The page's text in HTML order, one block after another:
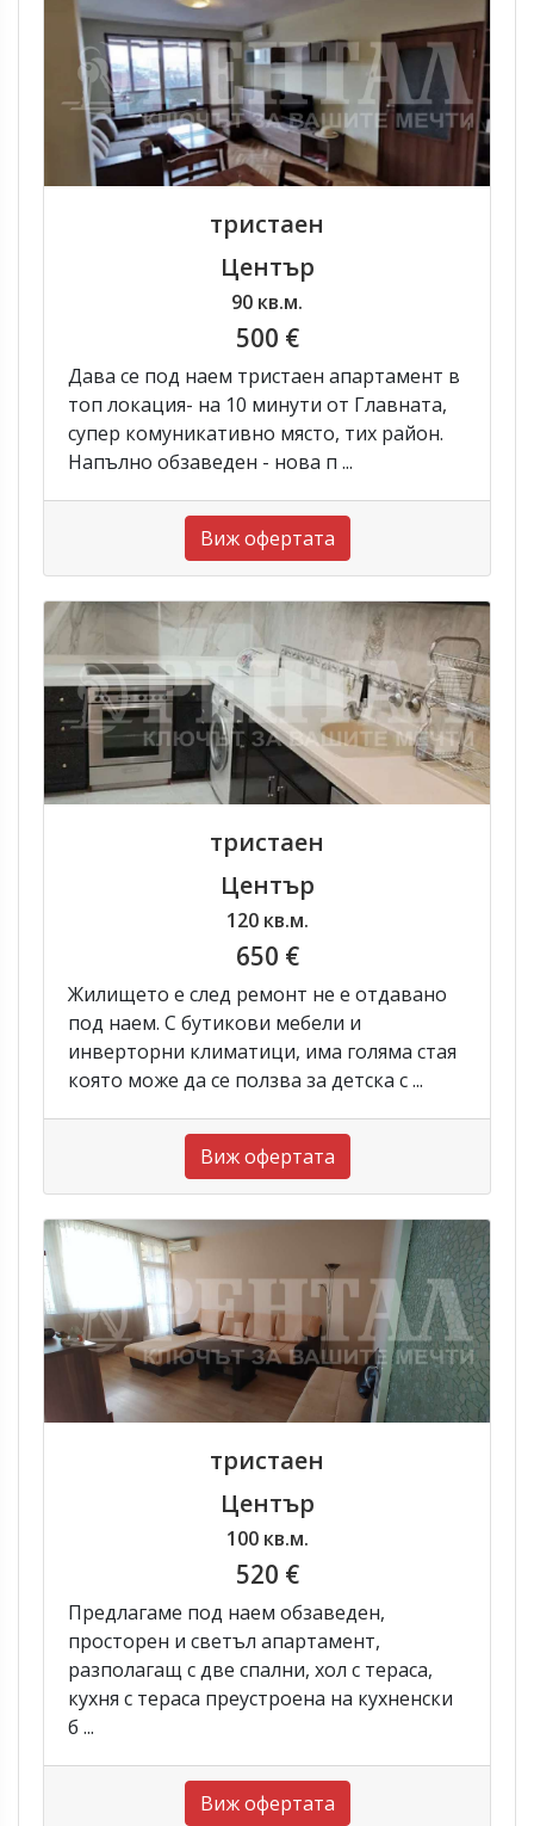
тристаен
Център
90 кв.м.
500 €
Дава се под наем тристаен апартамент в
топ локация- на 10 минути от Главната,
супер комуникативно място, тих район.
Напълно обзаведен - нова п ...
Виж офертата
тристаен
Център
120 кв.м.
650 €
Жилището е след ремонт не е отдавано
под наем. С бутикови мебели и
инверторни климатици, има голяма стая
която може да се ползва за детска с ...
Виж офертата
тристаен
Център
100 кв.м.
520 €
Предлагаме под наем обзаведен,
просторен и светъл апартамент,
разполагащ с две спални, хол с тераса,
кухня с тераса преустроена на кухненски
б ...
Виж офертата